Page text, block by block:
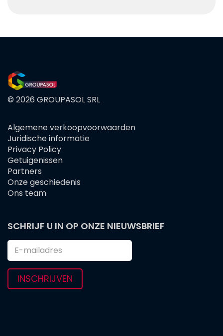
© 2026 GROUPASOL SRL
FOOTER
MENU
Algemene verkoopvoorwaarden
Juridische informatie
Privacy Policy
Getuigenissen
Partners
Onze geschiedenis
Ons team
SCHRIJF U IN OP ONZE NIEUWSBRIEF
INSCHRIJVEN